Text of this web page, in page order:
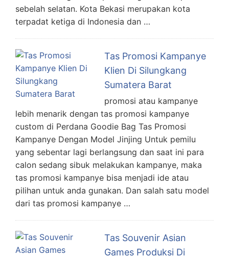
sebelah selatan. Kota Bekasi merupakan kota
terpadat ketiga di Indonesia dan …
Tas Promosi Kampanye
Klien Di Silungkang
Sumatera Barat
promosi atau kampanye
lebih menarik dengan tas promosi kampanye
custom di Perdana Goodie Bag Tas Promosi
Kampanye Dengan Model Jinjing Untuk pemilu
yang sebentar lagi berlangsung dan saat ini para
calon sedang sibuk melakukan kampanye, maka
tas promosi kampanye bisa menjadi ide atau
pilihan untuk anda gunakan. Dan salah satu model
dari tas promosi kampanye …
Tas Souvenir Asian
Games Produksi Di